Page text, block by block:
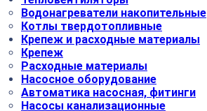
Водонагреватели накопительные
Котлы твердотопливные
Крепеж и расходные материалы
Крепеж
Расходные материалы
Насосное оборудование
Автоматика насосная, фитинги
Насосы канализационные